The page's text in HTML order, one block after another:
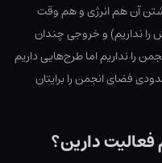
آن هم انرژی و هم وقت
را نداریم) و خروجی چندان
را نداریم اما طرح‌هایی داریم
فضای انجمن را برایتان
دارین؟